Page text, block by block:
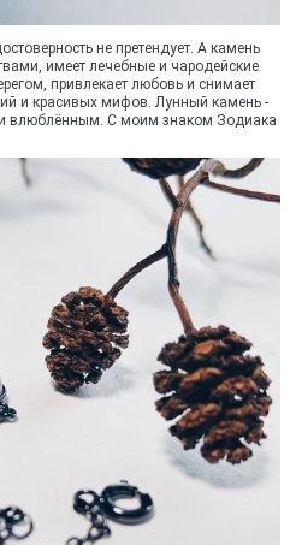
не претендует. А камень
имеет лечебные и чародейские
привлекает любовь и снимает
и красивых мифов. Лунный камень -
влюблённым. С моим знаком Зодиака